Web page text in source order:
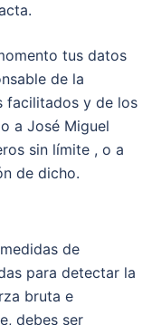
tus datos
de la
facilitados y de los
a José Miguel
sin límite , o a
de dicho.
de
para detectar la
bruta e
debes ser